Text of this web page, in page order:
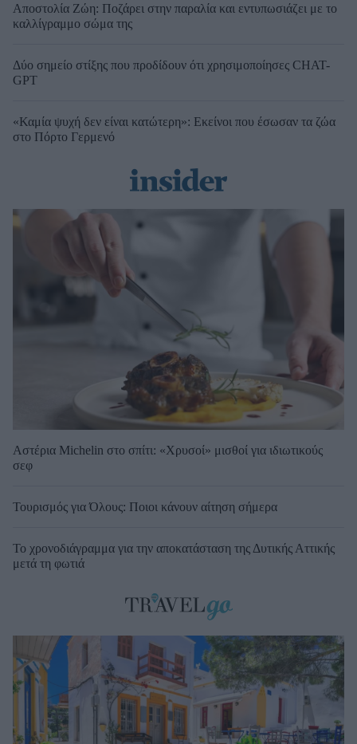
Αποστολία Ζώη: Ποζάρει στην παραλία και εντυπωσιάζει με το
καλλίγραμμο σώμα της
Δύο σημείο στίξης που προδίδουν ότι χρησιμοποίησες CHAT-
GPT
«Καμία ψυχή δεν είναι κατώτερη»: Εκείνοι που έσωσαν τα ζώα
στο Πόρτο Γερμενό
Αστέρια Michelin στο σπίτι: «Χρυσοί» μισθοί για ιδιωτικούς
σεφ
Τουρισμός για Όλους: Ποιοι κάνουν αίτηση σήμερα
Το χρονοδιάγραμμα για την αποκατάσταση της Δυτικής Αττικής
μετά τη φωτιά